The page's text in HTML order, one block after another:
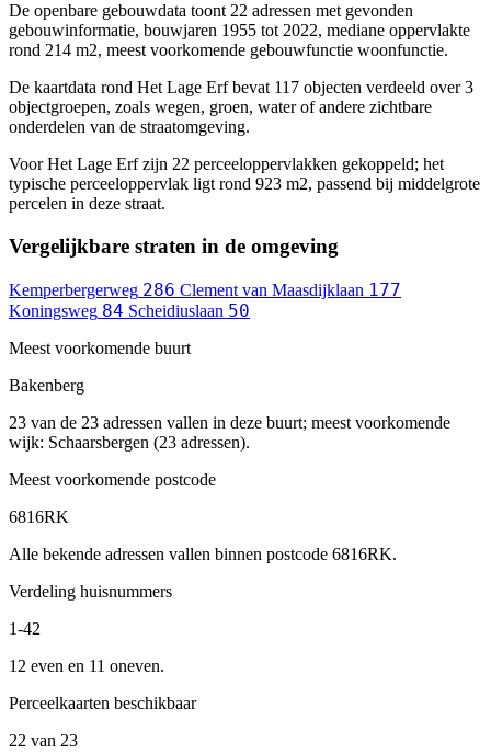
De openbare gebouwdata toont 22 adressen met gevonden
gebouwinformatie, bouwjaren 1955 tot 2022, mediane oppervlakte
rond 214 m2, meest voorkomende gebouwfunctie woonfunctie.
De kaartdata rond Het Lage Erf bevat 117 objecten verdeeld over 3
objectgroepen, zoals wegen, groen, water of andere zichtbare
onderdelen van de straatomgeving.
Voor Het Lage Erf zijn 22 perceeloppervlakken gekoppeld; het
typische perceeloppervlak ligt rond 923 m2, passend bij middelgrote
percelen in deze straat.
Vergelijkbare straten in de omgeving
Kemperbergerweg 286 Clement van Maasdijklaan 177
Koningsweg 84 Scheidiuslaan 50
Meest voorkomende buurt
Bakenberg
23 van de 23 adressen vallen in deze buurt; meest voorkomende
wijk: Schaarsbergen (23 adressen).
Meest voorkomende postcode
6816RK
Alle bekende adressen vallen binnen postcode 6816RK.
Verdeling huisnummers
1-42
12 even en 11 oneven.
Perceelkaarten beschikbaar
22 van 23